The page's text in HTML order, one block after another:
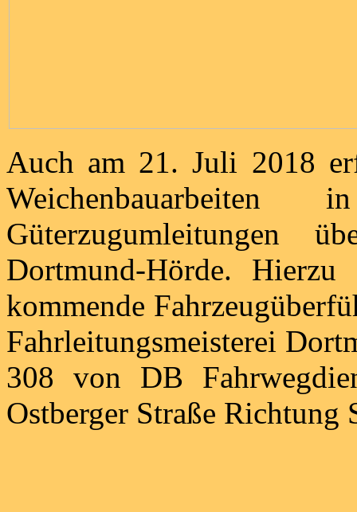
Auch am 21. Juli 2018
Güterzugumleitungen
Dortmund-Hörde.
kommende
Fahrleitungsmeisterei
308 von DB
Ostberger Straße Richtung